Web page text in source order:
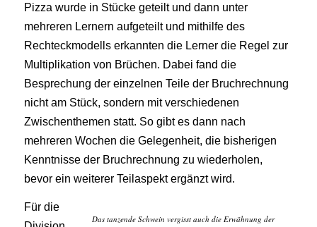
Pizza wurde in Stücke geteilt und dann unter
mehreren Lernern aufgeteilt und mithilfe des
Rechteckmodells erkannten die Lerner die Regel zur
Multiplikation von Brüchen. Dabei fand die
Besprechung der einzelnen Teile der Bruchrechnung
nicht am Stück, sondern mit verschiedenen
Zwischenthemen statt. So gibt es dann nach
mehreren Wochen die Gelegenheit, die bisherigen
Kenntnisse der Bruchrechnung zu wiederholen,
bevor ein weiterer Teilaspekt ergänzt wird.
Das tanzende Schwein vergisst auch die Erwähnung der
Für die